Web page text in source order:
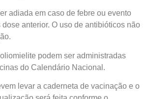
adiada em caso de febre ou evento
anterior. O uso de antibióticos não
podem ser administradas
do Calendário Nacional.
levar a caderneta de vacinação e o